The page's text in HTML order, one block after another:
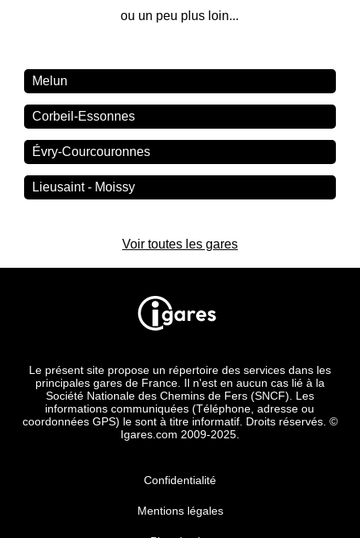
ou un peu plus loin...
Melun
Corbeil-Essonnes
Évry-Courcouronnes
Lieusaint - Moissy
Voir toutes les gares
Le présent site propose un répertoire des services dans les
principales gares de France. Il n'est en aucun cas lié à la
Société Nationale des Chemins de Fers (SNCF). Les
informations communiquées (Téléphone, adresse ou
coordonnées GPS) le sont à titre informatif. Droits réservés. ©
Igares.com 2009-2025.
Confidentialité
Mentions légales